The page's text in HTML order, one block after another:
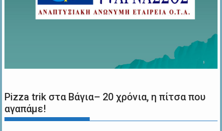
Pizza trik στα Βάγια– 20 χρόνια, η πίτσα που
αγαπάμε!